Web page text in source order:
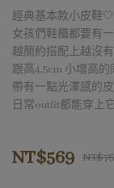
經典基本款小皮鞋🤍
女孩們鞋櫃都要有
越簡約搭配上越沒
跟高4.5cm 小增高
帶有一點光澤感的
日常outfit都能穿上
NT$569